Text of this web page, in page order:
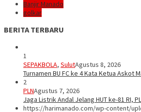
Banjir Manado
golkar
BERITA TERBARU
1
SEPAKBOLA, SulutAgustus 8, 2026
Turnamen BU FC ke 4 Kata Ketua Askot
2
PLNAgustus 7, 2026
Jaga Listrik Andal Jelang HUT ke-81 RI,
https://harimanado.com/wp-content/